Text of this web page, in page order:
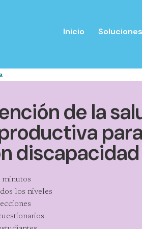
Inicio
de la
discapacidad
minutos
los niveles